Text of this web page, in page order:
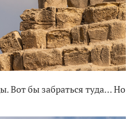
Вот бы забраться туда… Но